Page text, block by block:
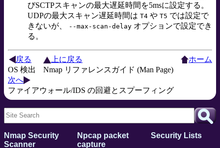
びSCTPスキャンの最大遅延時間を5msに設定する。
UDPの最大スキャン遅延時間は T4 や T5 では設定で
きないが、
--max-scan-delay オプションで設定でき
る。
戻る
OS 検出
上に戻る
Nmap リファレンスガイド (Man Page)
ホーム
次へ
ファイアウォール/IDS の回避とスプーフィング
Nmap Security
Scanner
Npcap packet
capture
Security Lists